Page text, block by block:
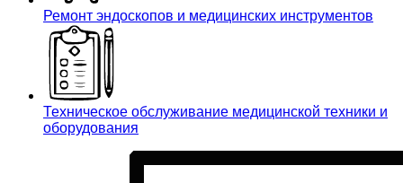
Ремонт эндоскопов и медицинских инструментов
Техническое обслуживание медицинской техники и
оборудования